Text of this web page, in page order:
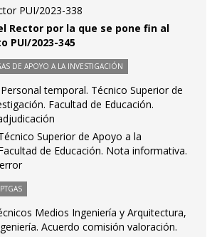
PUI/2023-338
Rector por la que se pone fin al
PUI/2023-345
DE APOYO A LA INVESTIGACIÓN
temporal. Técnico Superior de
Facultad de Educación.
Superior de Apoyo a la
de Educación. Nota informativa.
Medios Ingeniería y Arquitectura,
Acuerdo comisión valoración.